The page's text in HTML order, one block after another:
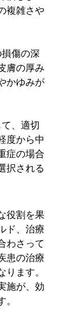
複雑さや
傷の深
膚の厚み
かゆみが
、適切
度から中
症の場合
択される
役割を果
ド、治療
わさって
患の治療
ります。
施が、効
。